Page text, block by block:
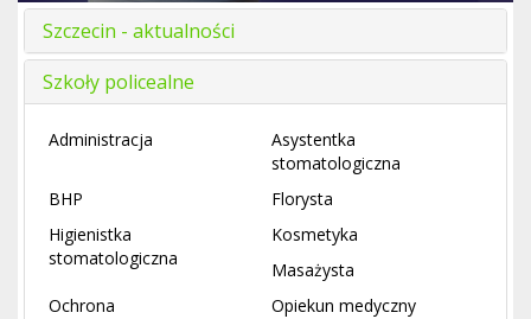
Szczecin - aktualności
Szkoły policealne
Administracja
Asystentka
stomatologiczna
BHP
Florysta
Higienistka
stomatologiczna
Kosmetyka
Masażysta
Ochrona
Opiekun medyczny